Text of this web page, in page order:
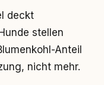
deckt
stellen
Anteil
nicht mehr.